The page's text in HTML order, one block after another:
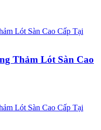
Thảm Lót Sàn Cao